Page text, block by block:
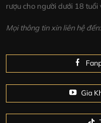
Năm Tuổi theo
thức uống hợp khẩu
Một trong những
Johnnie Walker
rượu cho người dưới 18
Mọi thông tin xin liên hệ
Gia